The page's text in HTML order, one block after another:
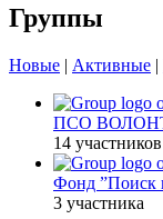
Группы
Новые | Активные |
ПСО
14 участников
Фонд ”Поиск
3 участника